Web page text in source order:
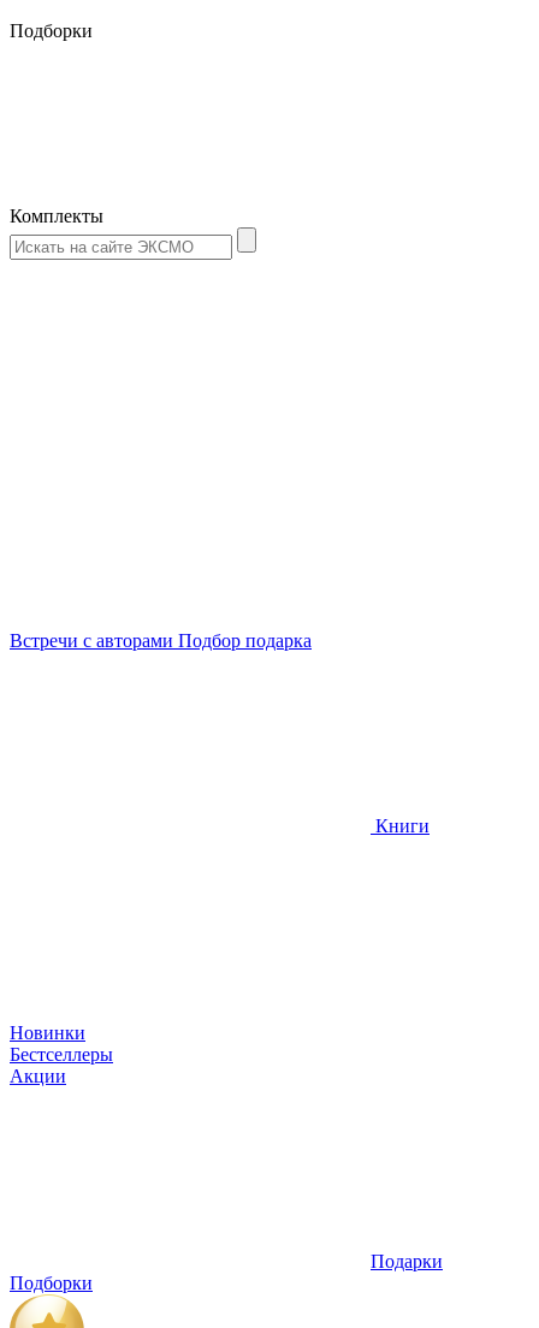
Подборки
Комплекты
Встречи с авторами Подбор подарка
Книги
Новинки
Бестселлеры
Акции
Подарки
Подборки